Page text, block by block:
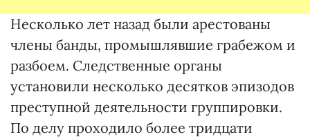
Несколько лет назад были арестованы
члены банды, промышлявшие грабежом и
разбоем. Следственные органы
установили несколько десятков эпизодов
преступной деятельности группировки.
По делу проходило более тридцати